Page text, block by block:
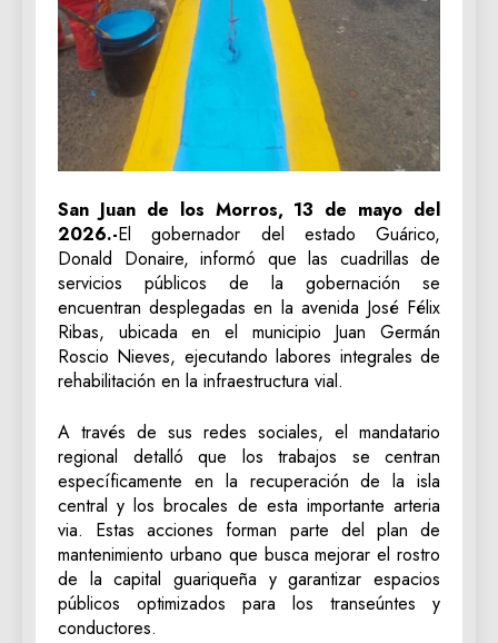
San Juan de los Morros, 13 de mayo del
2026.-El gobernador del estado Guárico,
Donald Donaire, informó que las cuadrillas de
servicios públicos de la gobernación se
encuentran desplegadas en la avenida José Félix
Ribas, ubicada en el municipio Juan Germán
Roscio Nieves, ejecutando labores integrales de
rehabilitación en la infraestructura vial.
A través de sus redes sociales, el mandatario
regional detalló que los trabajos se centran
específicamente en la recuperación de la isla
central y los brocales de esta importante arteria
via. Estas acciones forman parte del plan de
mantenimiento urbano que busca mejorar el rostro
de la capital guariqueña y garantizar espacios
públicos optimizados para los transeúntes y
conductores.